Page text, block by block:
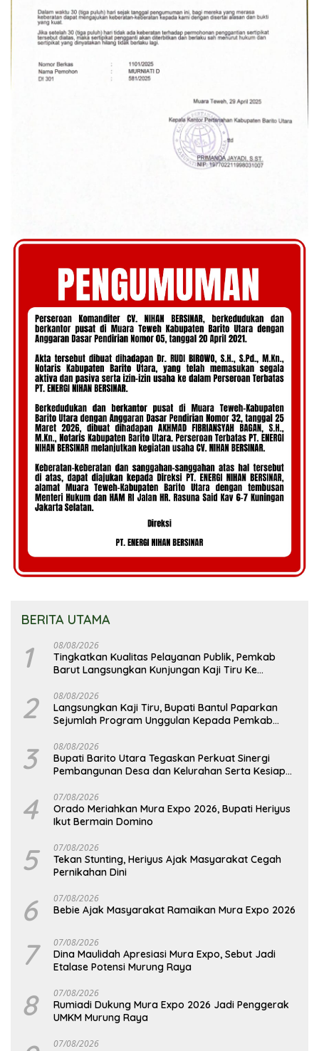
BERITA UTAMA
1 08/08/2026
Tingkatkan Kualitas Pelayanan Publik, Pemkab
Barut Langsungkan Kunjungan Kaji Tiru Ke
2 08/08/2026
Langsungkan Kaji Tiru, Bupati Bantul Paparkan
Sejumlah Program Unggulan Kepada Pemkab
3 08/08/2026
Bupati Barito Utara Tegaskan Perkuat Sinergi
Pembangunan Desa dan Kelurahan Serta Kesiapan
4 07/08/2026
Orado Meriahkan Mura Expo 2026, Bupati Heriyus
Ikut Bermain Domino
5 07/08/2026
Tekan Stunting, Heriyus Ajak Masyarakat Cegah
Pernikahan Dini
6 07/08/2026
Bebie Ajak Masyarakat Ramaikan Mura Expo 2026
7 07/08/2026
Dina Maulidah Apresiasi Mura Expo, Sebut Jadi
Etalase Potensi Murung Raya
8 07/08/2026
Rumiadi Dukung Mura Expo 2026 Jadi Penggerak
UMKM Murung Raya
07/08/2026